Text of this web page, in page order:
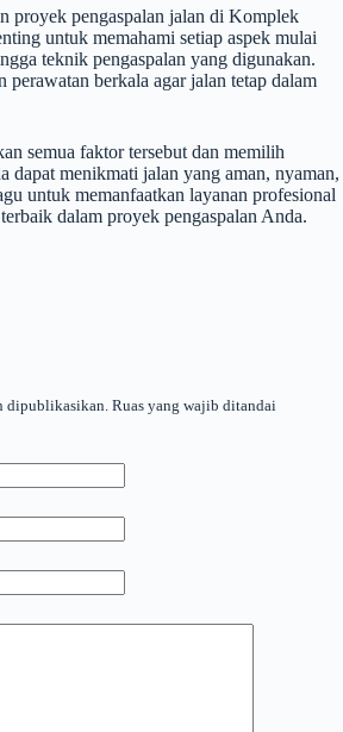
proyek pengaspalan jalan di Komplek
untuk memahami setiap aspek mulai
teknik pengaspalan yang digunakan.
perawatan berkala agar jalan tetap dalam
semua faktor tersebut dan memilih
dapat menikmati jalan yang aman, nyaman,
untuk memanfaatkan layanan profesional
dalam proyek pengaspalan Anda.
dipublikasikan. Ruas yang wajib ditandai